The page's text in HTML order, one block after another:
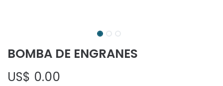
BOMBA DE ENGRANES
US$ 0.00